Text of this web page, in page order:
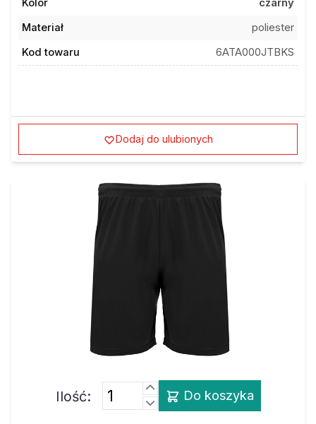
Kolor
czarny
Materiał
poliester
Kod towaru
6ATA000JTBKS
Dodaj do ulubionych
Ilość: Do koszyka